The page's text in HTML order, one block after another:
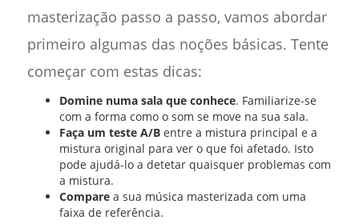
masterização passo a passo, vamos abordar
primeiro algumas das noções básicas. Tente
começar com estas dicas:
Domine numa sala que conhece. Familiarize-se
com a forma como o som se move na sua sala.
Faça um teste A/Bentre a mistura principal e a
mistura original para ver o que foi afetado. Isto
pode ajudá-lo a detetar quaisquer problemas com
a mistura.
Comparea sua música masterizada com uma
faixa de referência.